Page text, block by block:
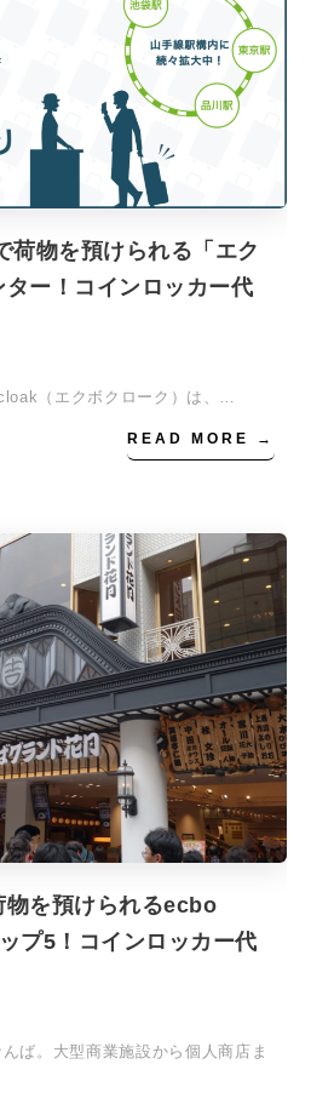
荷物を預けられる「エク
ー！コインロッカー代
（エクボクローク）は、…
READ MORE →
物を預けられるecbo
プ5！コインロッカー代
ば。大型商業施設から個人商店ま